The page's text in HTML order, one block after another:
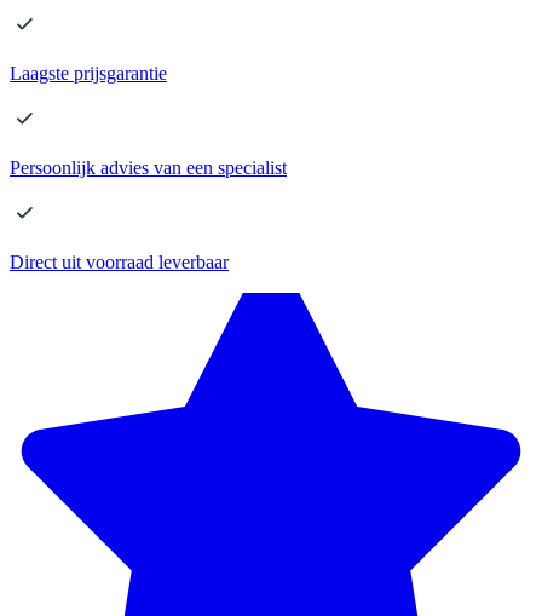
Laagste prijsgarantie
Persoonlijk advies van een specialist
Direct uit voorraad leverbaar